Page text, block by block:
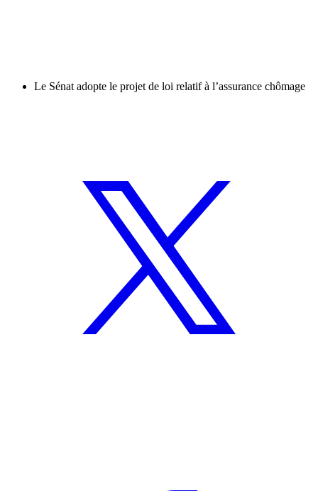
Le Sénat adopte le projet de loi relatif à l’assurance chômage